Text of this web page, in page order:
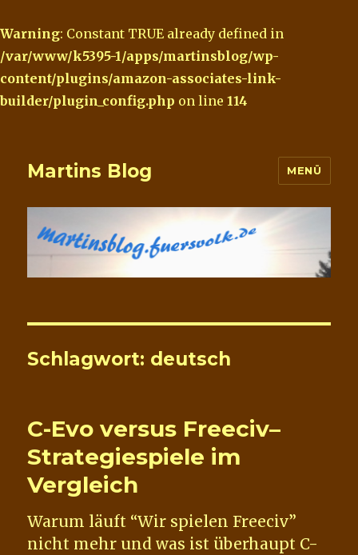
Warning: Constant TRUE already defined in
/var/www/k5395-1/apps/martinsblog/wp-
content/plugins/amazon-associates-link-
builder/plugin_config.php on line 114
Martins Blog MENÜ
Schlagwort: deutsch
C-Evo versus Freeciv–
Strategiespiele im
Vergleich
Warum läuft “Wir spielen Freeciv”
nicht mehr und was ist überhaupt C-